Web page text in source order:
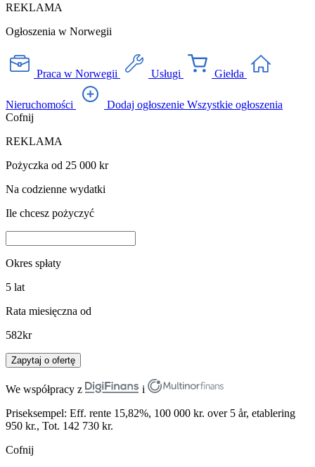
REKLAMA
Ogłoszenia w Norwegii
Praca w Norwegii Usługi Giełda
Nieruchomości Dodaj ogłoszenie Wszystkie ogłoszenia
Cofnij
REKLAMA
Pożyczka od 25 000 kr
Na codzienne wydatki
Ile chcesz pożyczyć
Okres spłaty
5 lat
Rata miesięczna od
582kr
Zapytaj o ofertę
We współpracy z
i
Priseksempel: Eff. rente 15,82%, 100 000 kr. over 5 år, etablering
950 kr., Tot. 142 730 kr.
Cofnij